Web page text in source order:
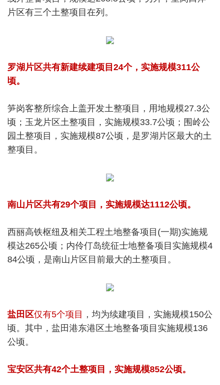
片区有三个土整项目在列。
罗湖片区共有新建续建项目24个，实施规模311公
顷。
笋岗客整所综合上盖开发土整项目，用地规模27.3公
顷；玉龙片区土整项目，实施规模33.7公顷；围岭公
园土整项目，实施规模87公顷，是罗湖片区最大的土
整项目。
南山片区共有29个项目，实施规模达1112公顷。
西丽高铁枢纽及相关工程土地整备项目(一期)实施规
模达265公顷；内伶仃岛统征士地整备项目实施规模4
84公顷，是南山片区目前最大的土整项目。
盐田区仅有5个项目
，均为续建项目，实施规模150公
顷。其中，盐田港东港区土地整备项目实施规模136
公顷。
宝安区共有42个土整项目，实施规模852公顷。